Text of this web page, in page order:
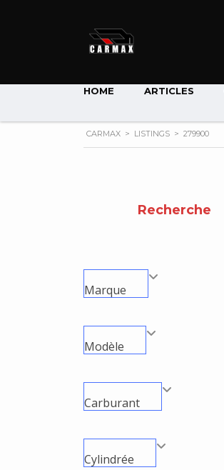
HOME ARTICLES
CARMAX > LISTINGS > 279900
Recherche
Marque
Modèle
Carburant
Cylindrée